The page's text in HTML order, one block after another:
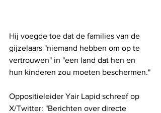
Hij voegde toe dat de families van de
gijzelaars "niemand hebben om op te
vertrouwen" in "een land dat hen en
hun kinderen zou moeten beschermen."
Oppositieleider Yair Lapid schreef op
X/Twitter: "Berichten over directe